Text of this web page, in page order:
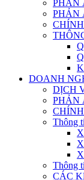
PHẢN
PHẢN
DOANH
DỊCH
PHẢN
Thông
Thông
CÁC